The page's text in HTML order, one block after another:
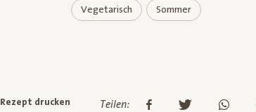
Vegetarisch Sommer
Rezept drucken Teilen: